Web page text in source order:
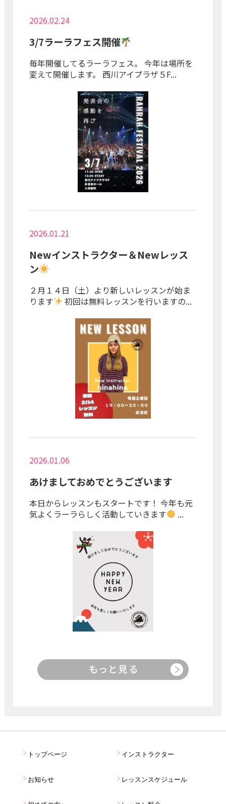
2026.02.24
3/7ラーラフェス開催
毎年開催してるラーラフェス。 今年は場所を
変えて開催します。 西川アイプラザ５F...
2026.01.21
Newインストラクター＆Newレッス
ン
２月１４日（土）より新しいレッスンが始ま
ります
初回は無料レッスンを行いますの...
2026.01.06
あけましておめでとうございます
本日からレッスンもスタートです！ 今年も元
気よくラーラらしく活動していきます
...
トップページ
お知らせ
インストラクター
レッスンスケジュール